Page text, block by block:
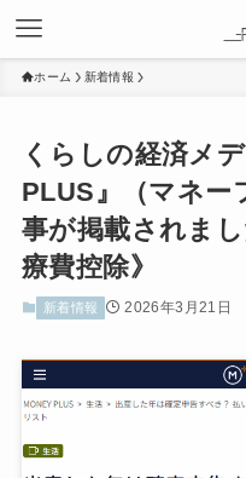
ホーム 新着情報
くらしの経済メ
PLUS』（マネー
事が掲載されま
療費控除》
新着情報 2026年3月21日